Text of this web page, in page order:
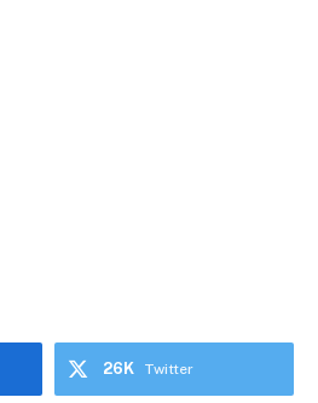
Twitter
26K